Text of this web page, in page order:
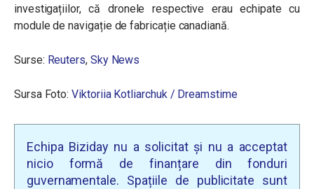
investigațiilor, că dronele respective erau echipate cu
module de navigație de fabricație canadiană.
Surse: Reuters, Sky News
Sursa Foto:Viktoriia Kotliarchuk / Dreamstime
Echipa Biziday nu a solicitat și nu a acceptat
nicio formă de finanțare din fonduri
guvernamentale. Spațiile de publicitate sunt